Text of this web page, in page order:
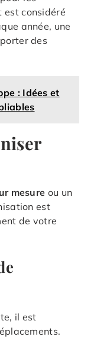
est considéré
année, une
des
: Idées et
mesure ou un
est
de votre
il est